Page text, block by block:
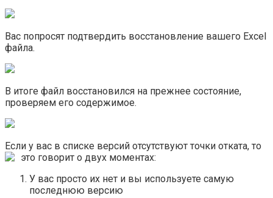
Вас попросят подтвердить восстановление вашего Excel
файла.
В итоге файл восстановился на прежнее состояние,
проверяем его содержимое.
Если у вас в списке версий отсутствуют точки отката, то
это говорит о двух моментах:
У вас просто их нет и вы используете самую
последнюю версию